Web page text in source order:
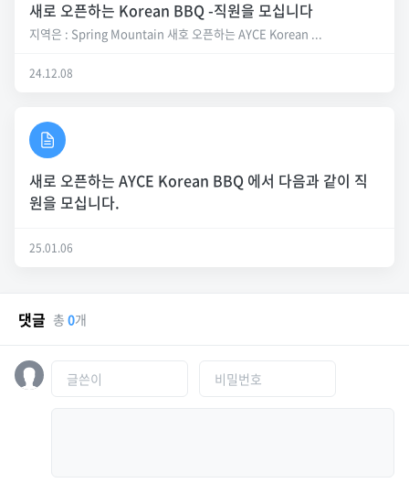
새로 오픈하는 Korean BBQ -직원을 모십니다
지역은 : Spring Mountain 새호 오픈하는 AYCE Korean ...
24.12.08
새로 오픈하는 AYCE Korean BBQ 에서 다음과 같이 직
원을 모십니다.
25.01.06
댓글 총 0개